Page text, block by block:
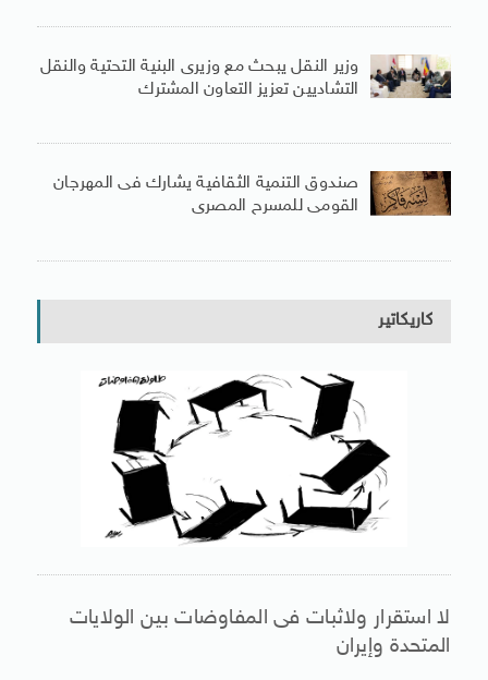
وزير النقل يبحث مع وزيرى البنية التحتية والنقل
التشاديين تعزيز التعاون المشترك
صندوق التنمية الثقافية يشارك فى المهرجان
القومى للمسرح المصرى
كاريكاتير
لا استقرار ولاثبات فى المفاوضات بين الولايات
المتحدة وإيران